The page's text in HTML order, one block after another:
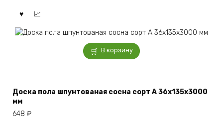
В корзину
Доска пола шпунтованая сосна сорт А 36x135x3000
мм
648 ₽